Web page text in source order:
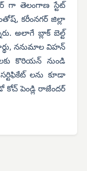
గా తెలంగాణ స్టేట్
కరీంనగర్ జిల్లా
అలాగే బ్లాక్ బెల్ట్
ననుమాల విహన్
కొరియన్ నుండి
లను కూడా
కోచ్ పెండ్లి రాజేందర్